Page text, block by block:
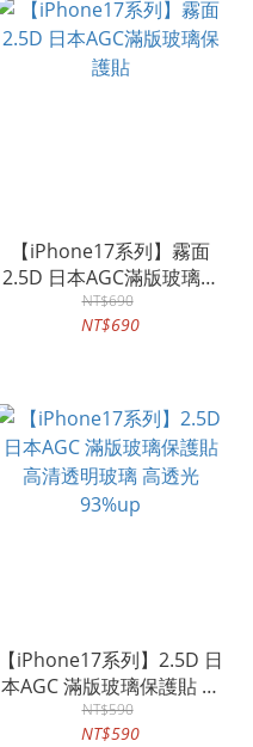
【iPhone17系列】霧面
2.5D 日本AGC滿版玻璃保
護貼
NT$690
NT$690
【iPhone17系列】2.5D 日
本AGC 滿版玻璃保護貼 高
清透明玻璃 高透光93%up
NT$590
NT$590